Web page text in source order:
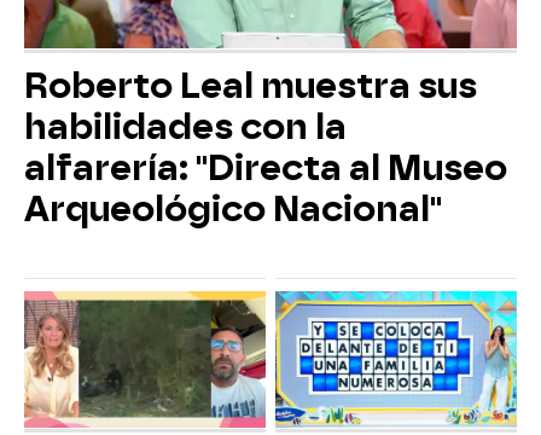
Roberto Leal muestra sus
habilidades con la
alfarería: "Directa al Museo
Arqueológico Nacional"